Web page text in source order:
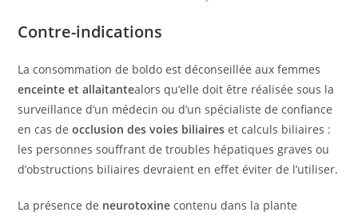
Contre-indications
La consommation de boldo est déconseillée aux femmes
enceinte et allaitantealors qu’elle doit être réalisée sous la
surveillance d’un médecin ou d’un spécialiste de confiance
en cas deocclusion des voies biliaires et calculs biliaires :
les personnes souffrant de troubles hépatiques graves ou
d’obstructions biliaires devraient en effet éviter de l’utiliser.
La présence de neurotoxine contenu dans la plante